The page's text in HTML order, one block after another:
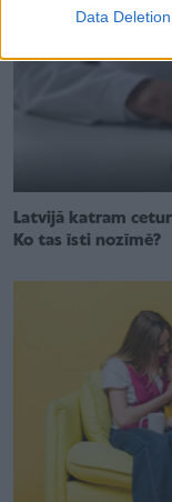
Data Deletion
Latvijā katram
Ko tas īsti nozīmē?